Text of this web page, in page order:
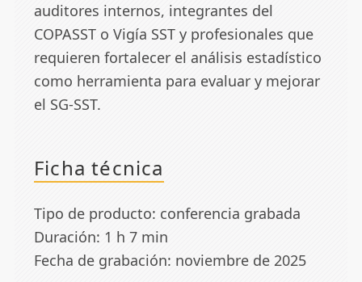
auditores internos, integrantes del
COPASST o Vigía SST y profesionales que
requieren fortalecer el análisis estadístico
como herramienta para evaluar y mejorar
el SG-SST.
Ficha técnica
Tipo de producto: conferencia grabada
Duración: 1 h 7 min
Fecha de grabación: noviembre de 2025